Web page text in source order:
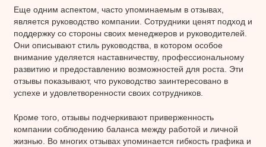
Еще одним аспектом, часто упоминаемым в отзывах,
является руководство компании. Сотрудники ценят подход и
поддержку со стороны своих менеджеров и руководителей.
Они описывают стиль руководства, в котором особое
внимание уделяется наставничеству, профессиональному
развитию и предоставлению возможностей для роста. Эти
отзывы показывают, что руководство заинтересовано в
успехе и удовлетворенности своих сотрудников.
Кроме того, отзывы подчеркивают приверженность
компании соблюдению баланса между работой и личной
жизнью. Во многих отзывах упоминается гибкость графика и